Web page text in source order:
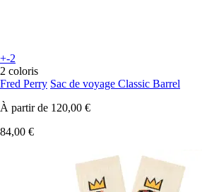
+-2
2 coloris
Fred Perry Sac de voyage Classic Barrel
À partir de 120,00 €
84,00 €